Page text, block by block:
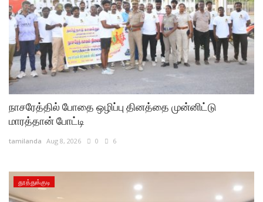
நாசரேத்தில் போதை ஒழிப்பு தினத்தை முன்னிட்டு
மாரத்தான் போட்டி
tamilanda Aug 8, 2026 0 6
தூத்துக்குடி